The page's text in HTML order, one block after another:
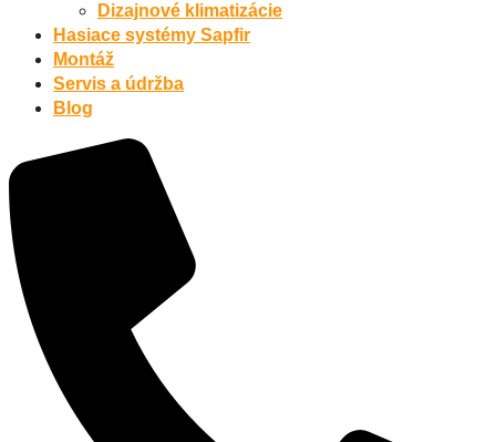
Dizajnové klimatizácie
Hasiace systémy Sapfir
Montáž
Servis a údržba
Blog